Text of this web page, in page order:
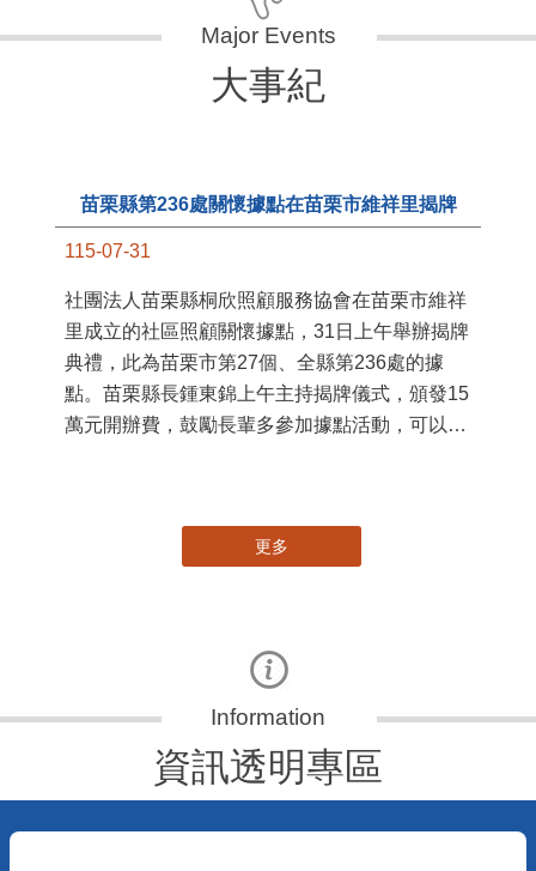
大事紀
苗栗縣第236處關懷據點在苗栗市維祥里揭牌
115-07-31
社團法人苗栗縣桐欣照顧服務協會在苗栗市維祥
里成立的社區照顧關懷據點，31日上午舉辦揭牌
典禮，此為苗栗市第27個、全縣第236處的據
點。苗栗縣長鍾東錦上午主持揭牌儀式，頒發15
萬元開辦費，鼓勵長輩多參加據點活動，可以更
更多
資訊透明專區